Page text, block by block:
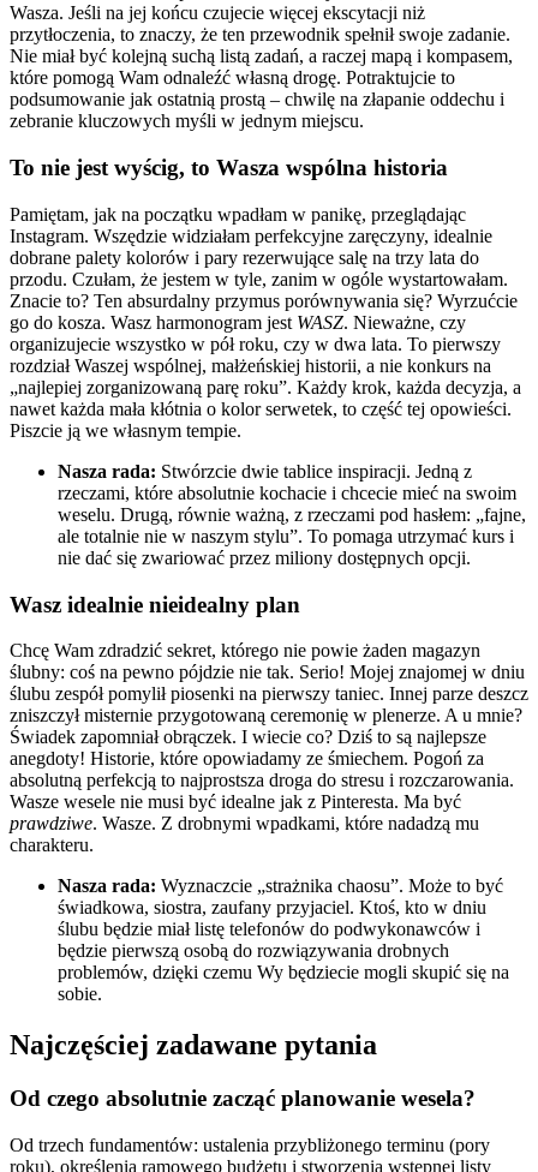
Wasza. Jeśli na jej końcu czujecie więcej ekscytacji niż
przytłoczenia, to znaczy, że ten przewodnik spełnił swoje zadanie.
Nie miał być kolejną suchą listą zadań, a raczej mapą i kompasem,
które pomogą Wam odnaleźć własną drogę. Potraktujcie to
podsumowanie jak ostatnią prostą – chwilę na złapanie oddechu i
zebranie kluczowych myśli w jednym miejscu.
To nie jest wyścig, to Wasza wspólna historia
Pamiętam, jak na początku wpadłam w panikę, przeglądając
Instagram. Wszędzie widziałam perfekcyjne zaręczyny, idealnie
dobrane palety kolorów i pary rezerwujące salę na trzy lata do
przodu. Czułam, że jestem w tyle, zanim w ogóle wystartowałam.
Znacie to? Ten absurdalny przymus porównywania się? Wyrzućcie
go do kosza. Wasz harmonogram jest WASZ. Nieważne, czy
organizujecie wszystko w pół roku, czy w dwa lata. To pierwszy
rozdział Waszej wspólnej, małżeńskiej historii, a nie konkurs na
„najlepiej zorganizowaną parę roku”. Każdy krok, każda decyzja, a
nawet każda mała kłótnia o kolor serwetek, to część tej opowieści.
Piszcie ją we własnym tempie.
Nasza rada: Stwórzcie dwie tablice inspiracji. Jedną z
rzeczami, które absolutnie kochacie i chcecie mieć na swoim
weselu. Drugą, równie ważną, z rzeczami pod hasłem: „fajne,
ale totalnie nie w naszym stylu”. To pomaga utrzymać kurs i
nie dać się zwariować przez miliony dostępnych opcji.
Wasz idealnie nieidealny plan
Chcę Wam zdradzić sekret, którego nie powie żaden magazyn
ślubny: coś na pewno pójdzie nie tak. Serio! Mojej znajomej w dniu
ślubu zespół pomylił piosenki na pierwszy taniec. Innej parze deszcz
zniszczył misternie przygotowaną ceremonię w plenerze. A u mnie?
Świadek zapomniał obrączek. I wiecie co? Dziś to są najlepsze
anegdoty! Historie, które opowiadamy ze śmiechem. Pogoń za
absolutną perfekcją to najprostsza droga do stresu i rozczarowania.
Wasze wesele nie musi być idealne jak z Pinteresta. Ma być
prawdziwe. Wasze. Z drobnymi wpadkami, które nadadzą mu
charakteru.
Nasza rada: Wyznaczcie „strażnika chaosu”. Może to być
świadkowa, siostra, zaufany przyjaciel. Ktoś, kto w dniu
ślubu będzie miał listę telefonów do podwykonawców i
będzie pierwszą osobą do rozwiązywania drobnych
problemów, dzięki czemu Wy będziecie mogli skupić się na
sobie.
Najczęściej zadawane pytania
Od czego absolutnie zacząć planowanie wesela?
Od trzech fundamentów: ustalenia przybliżonego terminu (pory
roku), określenia ramowego budżetu i stworzenia wstępnej listy